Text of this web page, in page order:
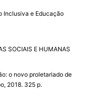
Inclusiva e Educação
SOCIAIS E HUMANAS
o novo proletariado de
2018. 325 p.